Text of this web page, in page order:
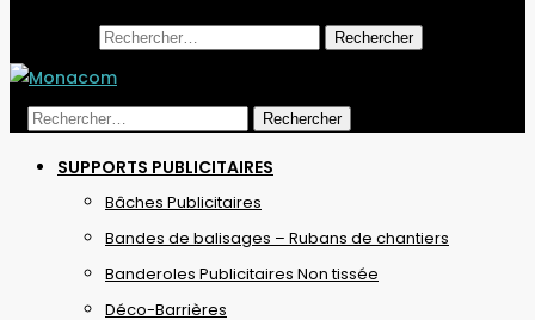
Rechercher :
Rechercher :
SUPPORTS PUBLICITAIRES
Bâches Publicitaires
Bandes de balisages – Rubans de chantiers
Banderoles Publicitaires Non tissée
Déco-Barrières